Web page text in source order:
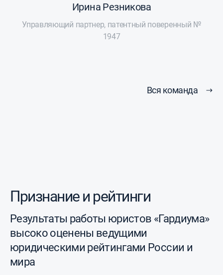
Ирина Резникова
Управляющий партнер, патентный поверенный №
1947
Вся команда
Признание и рейтинги
Результаты работы юристов «Гардиума»
высоко оценены ведущими
юридическими рейтингами России и
мира